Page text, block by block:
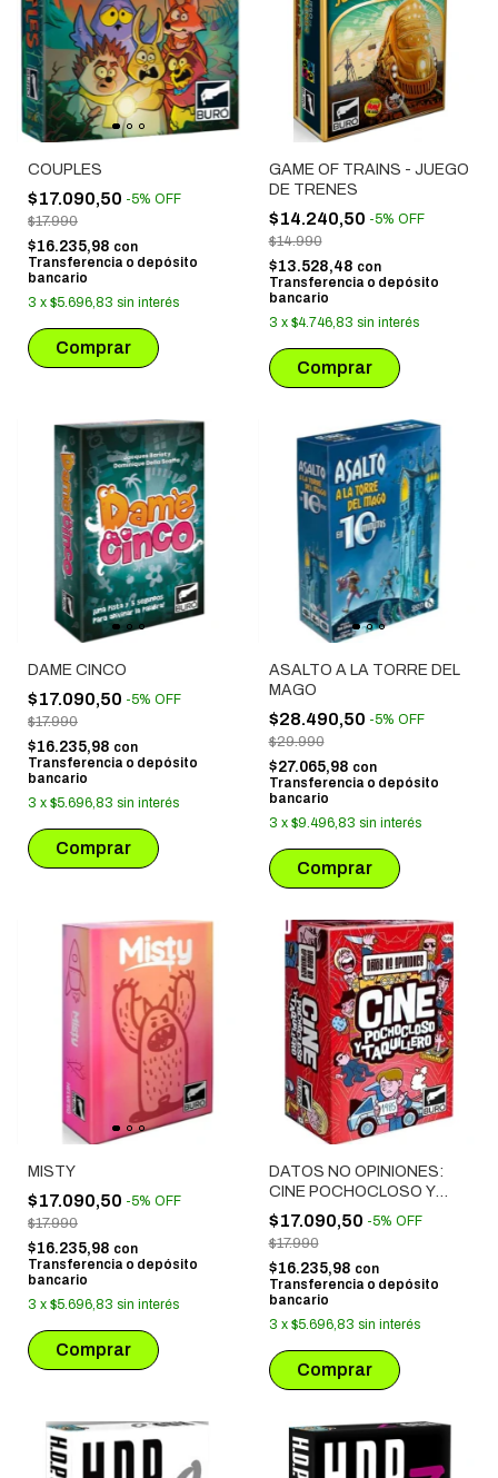
COUPLES
$17.090,50 -5% OFF
$17.990
$16.235,98 con
Transferencia o depósito
bancario
3 x $5.696,83 sin interés
GAME OF TRAINS - JUEGO
DE TRENES
$14.240,50 -5% OFF
$14.990
$13.528,48 con
Transferencia o depósito
bancario
3 x $4.746,83 sin interés
DAME CINCO
$17.090,50 -5% OFF
$17.990
$16.235,98 con
Transferencia o depósito
bancario
3 x $5.696,83 sin interés
ASALTO A LA TORRE DEL
MAGO
$28.490,50 -5% OFF
$29.990
$27.065,98 con
Transferencia o depósito
bancario
3 x $9.496,83 sin interés
MISTY
$17.090,50 -5% OFF
$17.990
$16.235,98 con
Transferencia o depósito
bancario
3 x $5.696,83 sin interés
DATOS NO OPINIONES:
CINE POCHOCLOSO Y
TAQUILLERO
$17.090,50 -5% OFF
$17.990
$16.235,98 con
Transferencia o depósito
bancario
3 x $5.696,83 sin interés